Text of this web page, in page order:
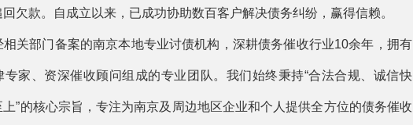
欠款。自成立以来，已成功协助数百客户解决债务纠纷，赢得信赖。
相关部门备案的南京本地专业讨债机构，深耕债务催收行业10余年，拥有
专家、资深催收顾问组成的专业团队。我们始终秉持“合法合规、诚信快
”的核心宗旨，专注为南京及周边地区企业和个人提供全方位的债务催收